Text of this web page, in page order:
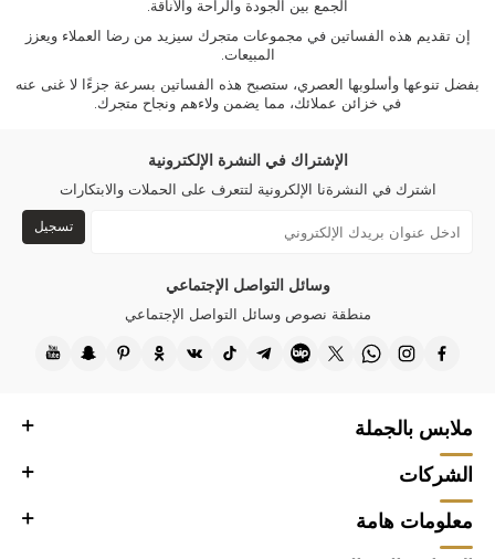
الجمع بين الجودة والراحة والأناقة.
إن تقديم هذه الفساتين في مجموعات متجرك سيزيد من رضا العملاء ويعزز
المبيعات.
بفضل تنوعها وأسلوبها العصري، ستصبح هذه الفساتين بسرعة جزءًا لا غنى عنه
في خزائن عملائك، مما يضمن ولاءهم ونجاح متجرك.
الإشتراك في النشرة الإلكترونية
اشترك في النشرةنا الإلكرونية لتتعرف على الحملات والابتكارات
تسجيل
وسائل التواصل الإجتماعي
منطقة نصوص وسائل التواصل الإجتماعي
ملابس بالجملة
الشركات
معلومات هامة